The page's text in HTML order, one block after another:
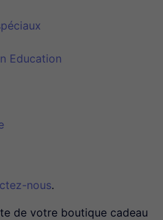
Education
nous.
de votre boutique cadeau